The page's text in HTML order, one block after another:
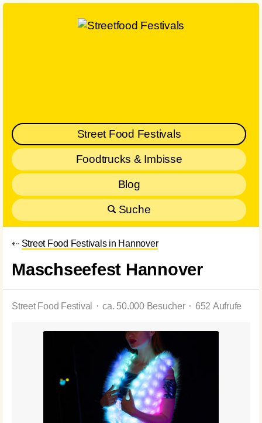
Street Food Festivals
Foodtrucks & Imbisse
Blog
Suche
⇠ Street Food Festivals in Hannover
Maschseefest Hannover
Street Food Festival ⬝ ca. 50.000 Besucher ⬝ 652 Aufrufe